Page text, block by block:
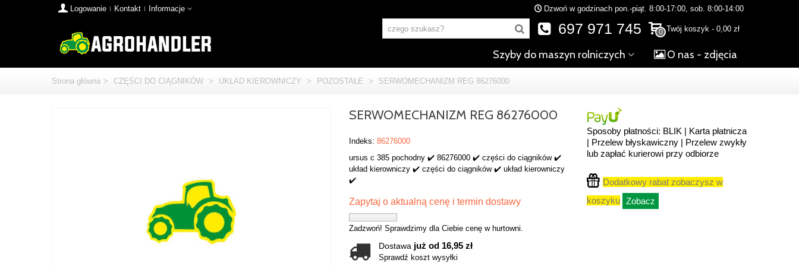
Logowanie Kontakt Informacje Dzwoń w godzinach pon.-piąt. 8:00-17:00, sob. 8:00-14:00
0 Twój koszyk - 0,00 zł
697 971 745
Szyby do maszyn rolniczych O nas - zdjęcia
Strona główna > CZĘŚCI DO CIĄGNIKÓW > UKŁAD KIEROWNICZY > POZOSTAŁE > SERWOMECHANIZM REG 86276000
SERWOMECHANIZM REG 86276000
Indeks: 86276000
ursus c 385 pochodny ✔️ 86276000 ✔️ części do ciągników ✔️
układ kierowniczy ✔️ części do ciągników ✔️ układ kierowniczy
✔️
Zapytaj o aktualną cenę i termin dostawy
Zadzwoń! Sprawdzimy dla Ciebie cenę w hurtowni.
Dostawa już od 16,95 zł
Sprawdź koszt wysyłki
Sposoby płatności: BLIK | Karta płatnicza
| Przelew błyskawiczny | Przelew zwykły
lub zapłać kurierowi przy odbiorze
Dodatkowy rabat zobaczysz w
koszyku Zobacz